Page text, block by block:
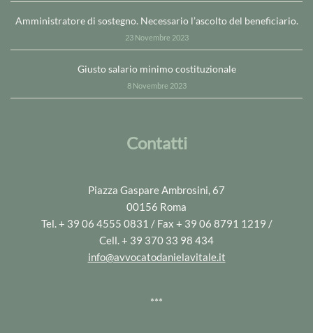
Amministratore di sostegno. Necessario l’ascolto del beneficiario.
23 Novembre 2023
Giusto salario minimo costituzionale
8 Novembre 2023
Contatti
Piazza Gaspare Ambrosini, 67
00156 Roma
Tel. + 39 06 4555 0831 / Fax + 39 06 8791 1219 /
Cell. + 39 370 33 98 434
info@avvocatodanielavitale.it
***